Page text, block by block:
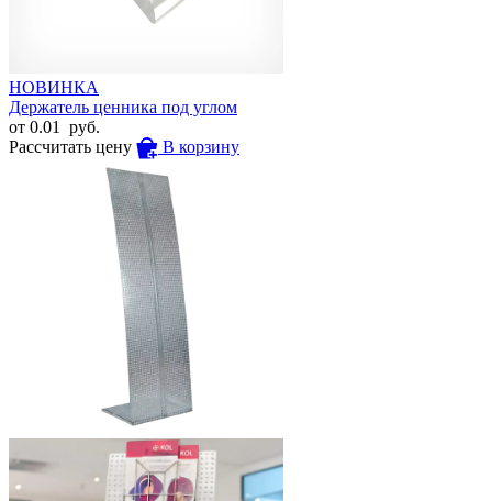
НОВИНКА
Держатель ценника под углом
от 0.01
руб.
Рассчитать цену
В корзину